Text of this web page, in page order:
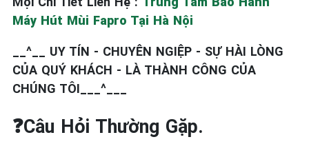
Máy Hút Mùi Fapro Tại Hà Nội
__^__ UY TÍN - CHUYÊN NGIỆP - SỰ HÀI LÒNG
CỦA QUÝ KHÁCH - LÀ THÀNH CÔNG CỦA
CHÚNG TÔI___^___
❓Câu Hỏi Thường Gặp.